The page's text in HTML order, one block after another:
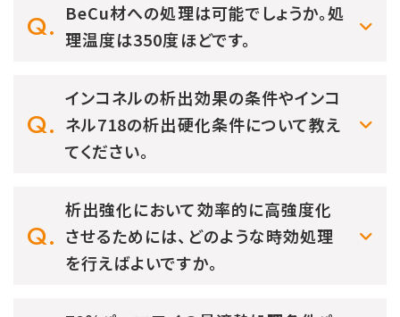
BeCu材への処理は可能でしょうか。処
理温度は350度ほどです。
インコネルの析出効果の条件やインコ
ネル718の析出硬化条件について教え
てください。
析出強化において効率的に高強度化
させるためには、どのような時効処理
を行えばよいですか。